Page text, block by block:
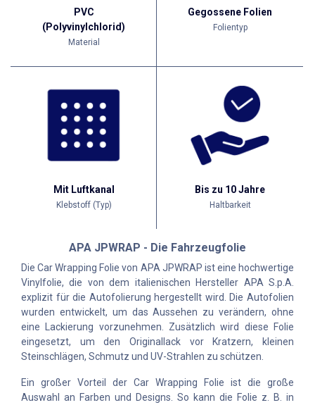
PVC
(Polyvinylchlorid)
Material
Gegossene Folien
Folientyp
Mit Luftkanal
Klebstoff (Typ)
Bis zu 10 Jahre
Haltbarkeit
APA JPWRAP - Die Fahrzeugfolie
Die Car Wrapping Folie von APA JPWRAP ist eine hochwertige
Vinylfolie, die von dem italienischen Hersteller APA S.p.A.
explizit für die Autofolierung hergestellt wird. Die Autofolien
wurden entwickelt, um das Aussehen zu verändern, ohne
eine Lackierung vorzunehmen. Zusätzlich wird diese Folie
eingesetzt, um den Originallack vor Kratzern, kleinen
Steinschlägen, Schmutz und UV-Strahlen zu schützen.
Ein großer Vorteil der Car Wrapping Folie ist die große
Auswahl an Farben und Designs. So kann die Folie z. B. in